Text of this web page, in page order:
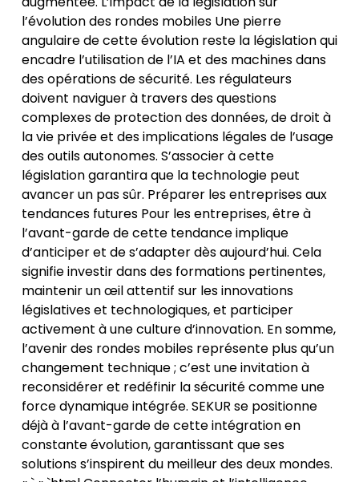
l’évolution des rondes mobiles Une pierre
angulaire de cette évolution reste la législation qui
encadre l’utilisation de l’IA et des machines dans
des opérations de sécurité. Les régulateurs
doivent naviguer à travers des questions
complexes de protection des données, de droit à
la vie privée et des implications légales de l’usage
des outils autonomes. S’associer à cette
législation garantira que la technologie peut
avancer un pas sûr. Préparer les entreprises aux
tendances futures Pour les entreprises, être à
l’avant-garde de cette tendance implique
d’anticiper et de s’adapter dès aujourd’hui. Cela
signifie investir dans des formations pertinentes,
maintenir un œil attentif sur les innovations
législatives et technologiques, et participer
activement à une culture d’innovation. En somme,
l’avenir des rondes mobiles représente plus qu’un
changement technique ; c’est une invitation à
reconsidérer et redéfinir la sécurité comme une
force dynamique intégrée. SEKUR se positionne
déjà à l’avant-garde de cette intégration en
constante évolution, garantissant que ses
solutions s’inspirent du meilleur des deux mondes.